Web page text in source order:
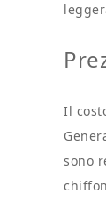
Il
sono